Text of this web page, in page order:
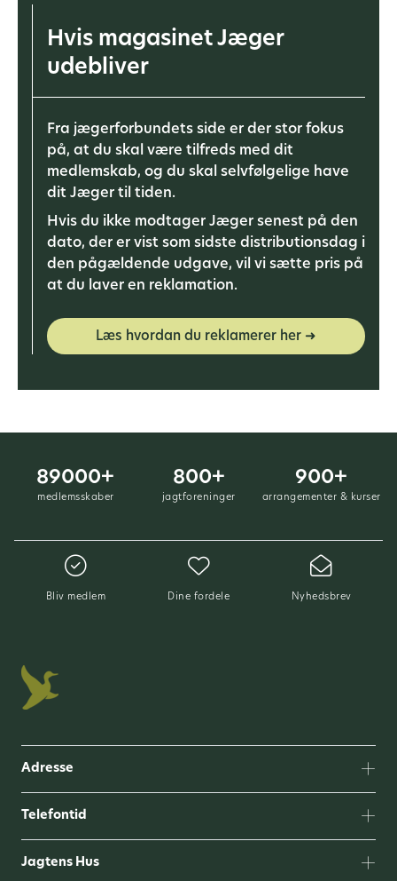
Hvis magasinet Jæger
udebliver
Fra jægerforbundets side er der stor fokus
på, at du skal være tilfreds med dit
medlemskab, og du skal selvfølgelige have
dit Jæger til tiden.
Hvis du ikke modtager Jæger senest på den
dato, der er vist som sidste distributionsdag i
den pågældende udgave, vil vi sætte pris på
at du laver en reklamation.
Læs hvordan du reklamerer her ➜
Bliv medlem Dine fordele Nyhedsbrev
89000+
medlemsskaber
800+
jagtforeninger
900+
arrangementer & kurser
Adresse
Telefontid
Jagtens Hus